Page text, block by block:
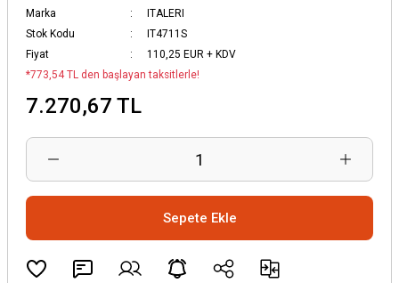
Marka
ITALERI
Stok Kodu
IT4711S
Fiyat
110,25 EUR + KDV
*773,54 TL den başlayan taksitlerle!
7.270,67 TL
Sepete Ekle